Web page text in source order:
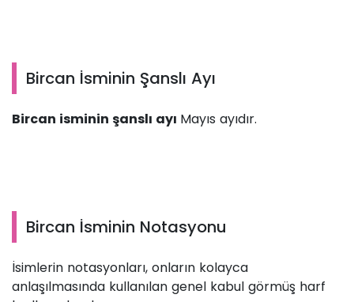
Bircan İsminin Şanslı Ayı
Bircan isminin şanslı ayı Mayıs ayıdır.
Bircan İsminin Notasyonu
İsimlerin notasyonları, onların kolayca
anlaşılmasında kullanılan genel kabul görmüş harf